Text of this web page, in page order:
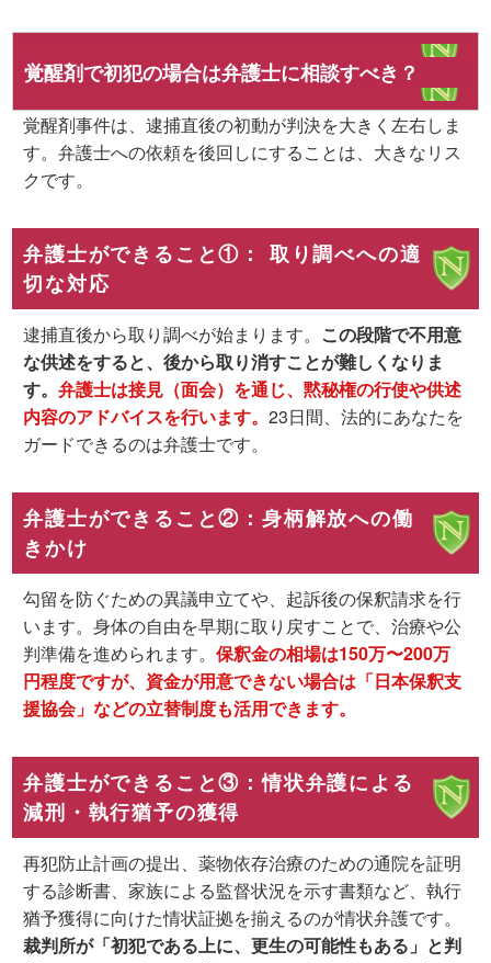
覚醒剤で初犯の場合は弁護士に相談すべき？
覚醒剤事件は、逮捕直後の初動が判決を大きく左右しま
す。弁護士への依頼を後回しにすることは、大きなリス
クです。
弁護士ができること①： 取り調べへの適
切な対応
逮捕直後から取り調べが始まります。 この段階で不用意
な供述をすると、後から取り消すことが難しくなりま
す。弁護士は接見（面会）を通じ、黙秘権の行使や供述
内容のアドバイスを行います。23日間、法的にあなたを
ガードできるのは弁護士です。
弁護士ができること②：身柄解放への働
きかけ
勾留を防ぐための異議申立てや、起訴後の保釈請求を行
います。身体の自由を早期に取り戻すことで、治療や公
判準備を進められます。保釈金の相場は150万〜200万
円程度ですが、資金が用意できない場合は「日本保釈支
援協会」などの立替制度も活用できます。
弁護士ができること③：情状弁護による
減刑・執行猶予の獲得
再犯防止計画の提出、薬物依存治療のための通院を証明
する診断書、家族による監督状況を示す書類など、執行
猶予獲得に向けた情状証拠を揃えるのが情状弁護です。
裁判所が「初犯である上に、更生の可能性もある」と判